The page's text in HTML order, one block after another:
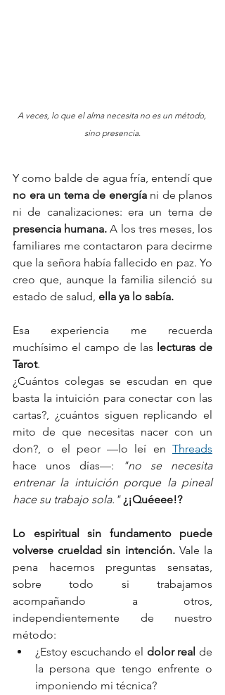
A veces, lo que el alma necesita no es un método,
sino presencia.
no era un tema de energía ni de planos
presencia humana. A los tres meses, los
familiares me contactaron para decirme
que la señora había fallecido en paz. Yo
creo que, aunque la familia silenció su
estado de salud, ella ya lo sabía.
Esa experiencia me recuerda
muchísimo el campo de las lecturas de
Tarot.
¿Cuántos colegas se escudan en que
basta la intuición para conectar con las
cartas?, ¿cuántos siguen replicando el
mito de que necesitas nacer con un
don?, o el peor —lo leí en Threads
hace unos días—:
"no se necesita
entrenar la intuición porque la pineal
hace su trabajo sola." ¿¡Quéeee!?
Lo espiritual sin fundamento puede
volverse crueldad sin intención. Vale la
pena hacernos preguntas sensatas,
sobre todo si trabajamos
acompañando a otros,
independientemente de nuestro
método:
¿Estoy escuchando el dolor real de
la persona que tengo enfrente o
imponiendo mi técnica?